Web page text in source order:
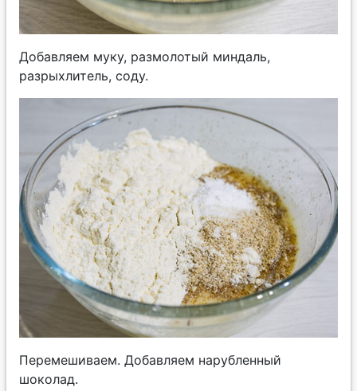
Добавляем муку, размолотый миндаль,
разрыхлитель, соду.
Перемешиваем. Добавляем нарубленный
шоколад.